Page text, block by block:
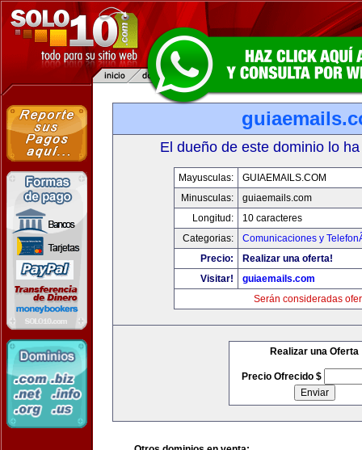
El dueño de este dominio lo
Mayusculas:
GUIAEMAILS.COM
Minusculas:
guiaemails.com
Longitud:
10 caracteres
Categorias:
Comunicaciones y
Precio:
Realizar una oferta!
Visitar!
guiaemails.com
Serán consideradas
Realizar una Oferta
Precio Ofrecido $